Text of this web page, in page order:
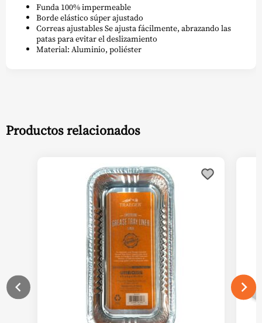
Funda 100% impermeable
Borde elástico súper ajustado
Correas ajustables Se ajusta fácilmente, abrazando las
patas para evitar el deslizamiento
Material: Aluminio, poliéster
Productos relacionados